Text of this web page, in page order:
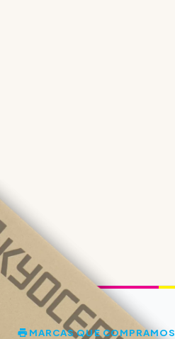
MARCAS QUE COMPRAMOS